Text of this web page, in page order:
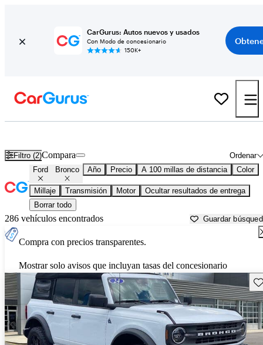
CarGurus: Autos nuevos y usados
Con Modo de concesionario
150K+
Filtro (2) Ordenar
Compara
Ford Bronco Año Precio A 100 millas de distancia Color
Millaje Transmisión Motor
Ocultar resultados de entrega
Borrar todo
286 vehículos encontrados Guardar
Compra con precios transparentes.
Mostrar solo avisos que incluyan tasas del concesionario